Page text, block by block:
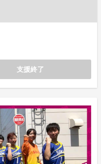
支援終了